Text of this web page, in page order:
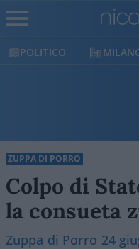
POLITICO
ZUPPA DI PORRO
Colpo di
la consueta
Zuppa di Porro 24